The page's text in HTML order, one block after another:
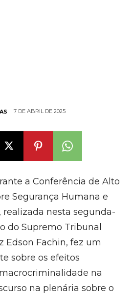
7 DE ABRIL DE 2025
a Conferência de Alto
Segurança Humana e
nesta segunda-
do Supremo Tribunal
Edson Fachin, fez um
sobre os efeitos
na
na plenária sobre o